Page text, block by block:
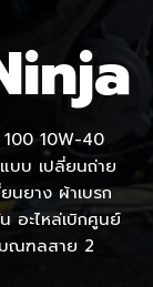
100 10W-40
บบ เปลี่ยนถ่าย
นยาง ผ้าเบรก
อะไหล่เบิกศูนย์
ณฑลสาย 2